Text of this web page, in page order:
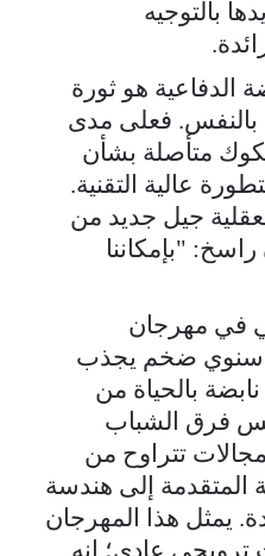
بالتوجيه
الدفاعية هو ثورة
بالنفس. فعلى مدى
متأصلة بشأن
عالية التقنية.
جيل جديد من
"بإمكاننا
في مهرجان
سنوي ضخم يجذب
بالحياة من
فرق الشباب
تتراوح من
المتقدمة إلى هندسة
يمثل هذا المهرجان
ترويجي عادي؛ إنه